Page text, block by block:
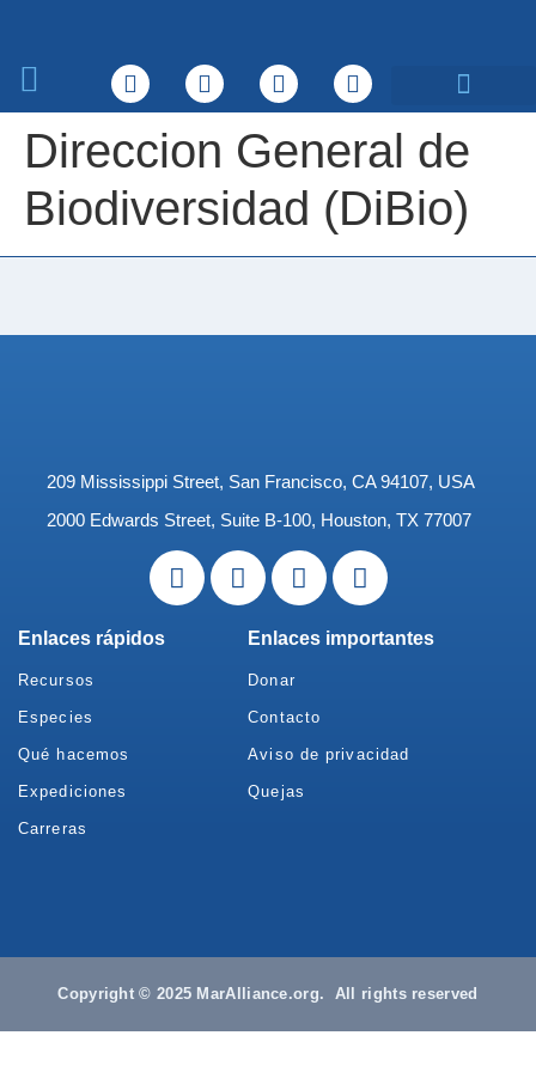
Direccion General de
Biodiversidad (DiBio)
209 Mississippi Street, San Francisco, CA 94107, USA
2000 Edwards Street, Suite B-100, Houston, TX 77007
Enlaces rápidos
Recursos
Especies
Qué hacemos
Expediciones
Carreras
Enlaces importantes
Donar
Contacto
Aviso de privacidad
Quejas
Copyright © 2025 MarAlliance.org. All rights reserved